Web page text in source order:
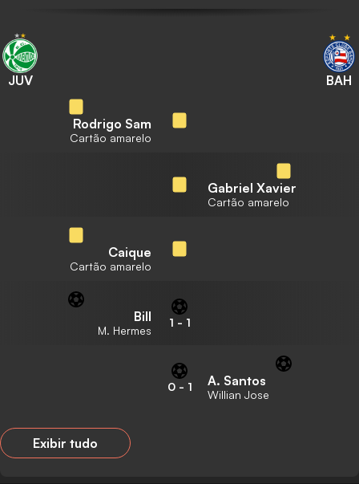
JUV BAH
Rodrigo Sam
Cartão amarelo
Gabriel Xavier
Cartão amarelo
Caique
Cartão amarelo
Bill
M. Hermes
1 - 1
0- 1 A. Santos
Willian Jose
Exibir tudo